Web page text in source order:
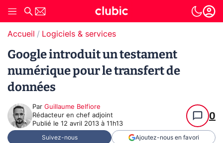
Accueil Logiciels & services
Google introduit un testament
numérique pour le transfert de
données
Par Guillaume Belfiore
Rédacteur en chef adjoint
Publié le 12 avril 2013 à 11h13
0
Suivez-nous Ajoutez-nous en favori